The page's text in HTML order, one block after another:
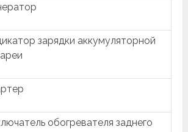
зарядки аккумуляторной
обогревателя заднего